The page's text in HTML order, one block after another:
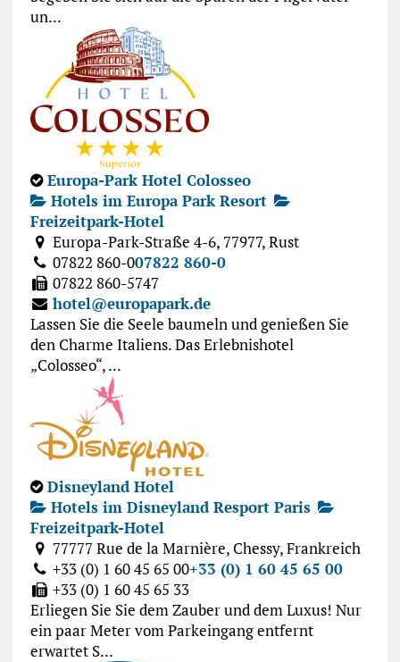
un...
Europa-Park Hotel Colosseo
Hotels im Europa Park Resort
Freizeitpark-Hotel
Europa-Park-Straße 4-6, 77977, Rust
07822 860-007822 860-0
07822 860-5747
hotel@europapark.de
Lassen Sie die Seele baumeln und genießen Sie
den Charme Italiens. Das Erlebnishotel
„Colosseo“, ...
Disneyland Hotel
Hotels im Disneyland Resport Paris
Freizeitpark-Hotel
77777 Rue de la Marnière, Chessy, Frankreich
+33 (0) 1 60 45 65 00+33 (0) 1 60 45 65 00
+33 (0) 1 60 45 65 33
Erliegen Sie Sie dem Zauber und dem Luxus! Nur
ein paar Meter vom Parkeingang entfernt
erwartet S...